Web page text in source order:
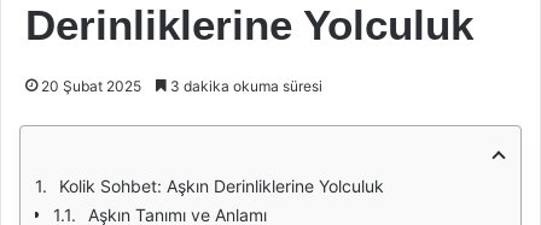
Derinliklerine Yolculuk
20 Şubat 2025 3 dakika okuma süresi
Kolik Sohbet: Aşkın Derinliklerine Yolculuk
Aşkın Tanımı ve Anlamı